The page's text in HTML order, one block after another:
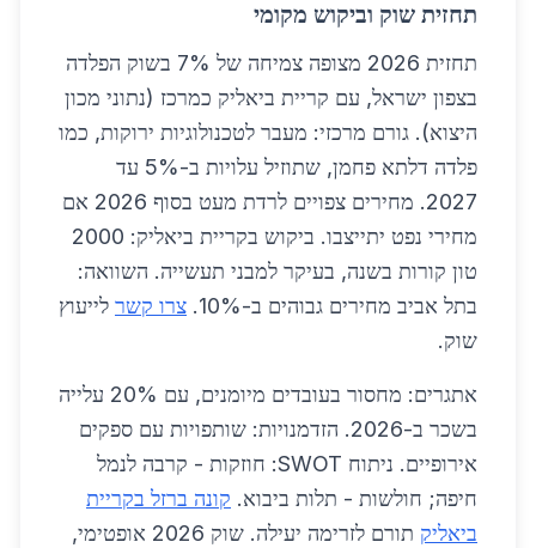
תחזית שוק וביקוש מקומי
תחזית 2026 מצופה צמיחה של 7% בשוק הפלדה
בצפון ישראל, עם קריית ביאליק כמרכז (נתוני מכון
היצוא). גורם מרכזי: מעבר לטכנולוגיות ירוקות, כמו
פלדה דלתא פחמן, שתוזיל עלויות ב-5% עד
2027. מחירים צפויים לרדת מעט בסוף 2026 אם
מחירי נפט יתייצבו. ביקוש בקריית ביאליק: 2000
טון קורות בשנה, בעיקר למבני תעשייה. השוואה:
בתל אביב מחירים גבוהים ב-10%.
צרו קשר לייעוץ
שוק.
אתגרים: מחסור בעובדים מיומנים, עם 20% עלייה
בשכר ב-2026. הזדמנויות: שותפויות עם ספקים
אירופיים. ניתוח SWOT: חוזקות - קרבה לנמל
חיפה; חולשות - תלות ביבוא. קונה ברזל בקריית
ביאליק
תורם לזרימה יעילה. שוק 2026 אופטימי,